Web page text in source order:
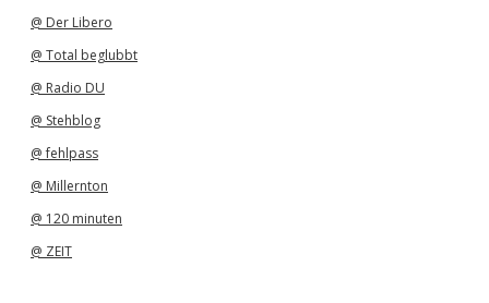
@ Der Libero
@ Total beglubbt
@ Radio DU
@ Stehblog
@ fehlpass
@ Millernton
@ 120 minuten
@ ZEIT